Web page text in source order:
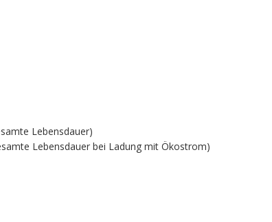
Lebensdauer)
Lebensdauer bei Ladung mit Ökostrom)